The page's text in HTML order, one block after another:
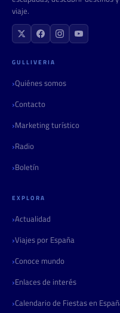
viaje.
GULLIVERIA
Quiénes somos
Contacto
Marketing turístico
Radio
Boletín
EXPLORA
Actualidad
Viajes por España
Conoce mundo
Enlaces de interés
Calendario de Fiestas en